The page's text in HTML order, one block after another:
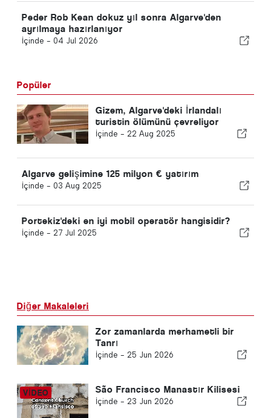
Peder Rob Kean dokuz yıl sonra Algarve'den
ayrılmaya hazırlanıyor
İçinde - 04 Jul 2026
Popüler
Gizem, Algarve'deki İrlandalı
turistin ölümünü çevreliyor
İçinde - 22 Aug 2025
Algarve gelişimine 125 milyon € yatırım
İçinde - 03 Aug 2025
Portekiz'deki en iyi mobil operatör hangisidir?
İçinde - 27 Jul 2025
Diğer Makaleleri
Zor zamanlarda merhametli bir
Tanrı
İçinde - 25 Jun 2026
São Francisco Manastır Kilisesi
İçinde - 23 Jun 2026